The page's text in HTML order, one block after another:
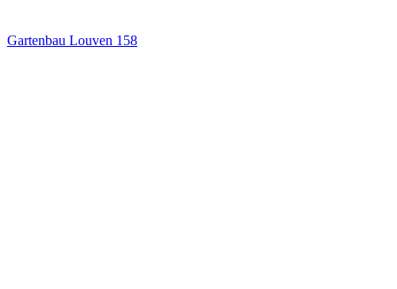
Gartenbau Louven 158